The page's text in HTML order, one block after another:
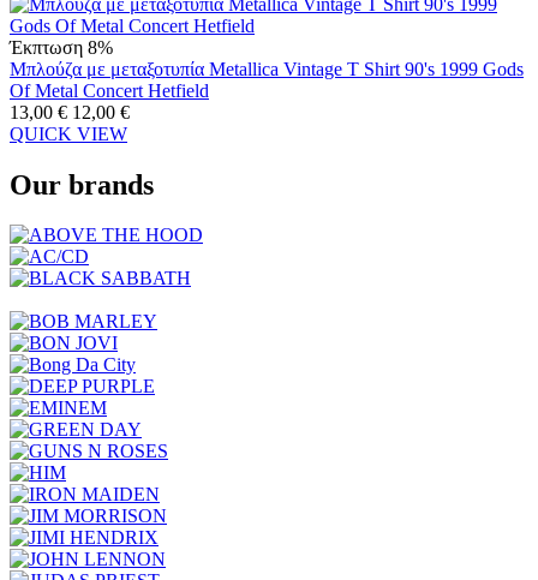
Έκπτωση 8%
Μπλούζα με μεταξοτυπία Metallica Vintage T Shirt 90's 1999 Gods
Of Metal Concert Hetfield
13,00 € 12,00 €
QUICK VIEW
Our brands